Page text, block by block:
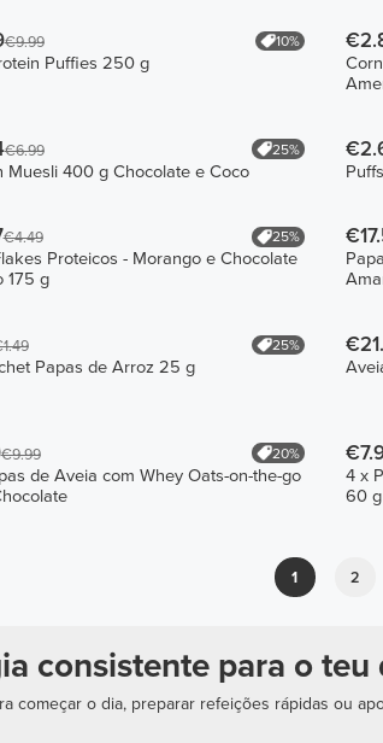
€9.99 10%
Puffies 250 g
€6.99 25%
Muesli 400 g Chocolate e Coco
€4.49 25%
Proteicos - Morango e Chocolate
175 g
25%
Papas de Arroz 25 g
€9.99 20%
de Aveia com Whey Oats-on-the-go
4 x
60
1 2
consistente para o teu
começar o dia, preparar refeições rápidas ou